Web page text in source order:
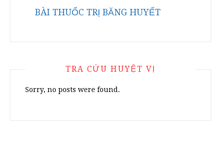
BÀI THUỐC TRỊ BĂNG HUYẾT
TRA CỨU HUYỆT VỊ
Sorry, no posts were found.